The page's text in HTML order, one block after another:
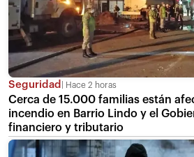
Seguridad Hace 2 horas
Cerca de 15.000 familias están
incendio en Barrio Lindo y el
financiero y tributario